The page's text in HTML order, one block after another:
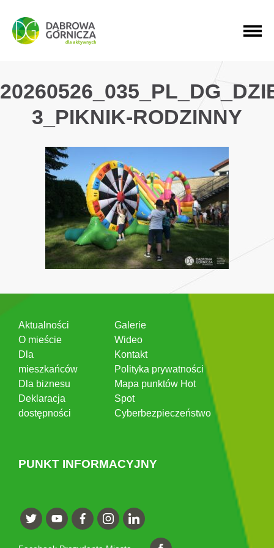
PRZEJDŹ DO MENU GŁÓWNEGO
PRZEJDŹ DO WYSZUKIWARKI
PRZEJDŹ DO TREŚCI
3_PIKNIK-RODZINNY
Aktualności
O mieście
Dla
mieszkańców
Dla biznesu
Deklaracja
dostępności
Galerie
Wideo
Kontakt
Polityka prywatności
Mapa punktów Hot
Spot
Cyberbezpieczeństwo
PUNKT INFORMACYJNY